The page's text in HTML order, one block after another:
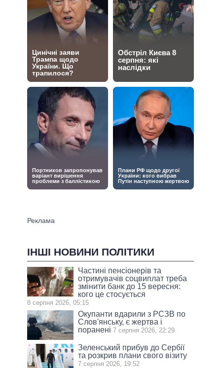
ІНШІ НОВИНИ ПОЛІТИКИ
Частині пенсіонерів та
отримувачів соцвиплат треба
змінити банк до 15 вересня:
кого це стосується
8 серпня 2026, 05:15
Окупанти вдарили з РСЗВ по
Слов'янську, є жертва і
поранені 7 серпня 2026, 22:29
Зеленський прибув до Сербії
та розкрив плани свого візиту
7 серпня 2026, 19:52